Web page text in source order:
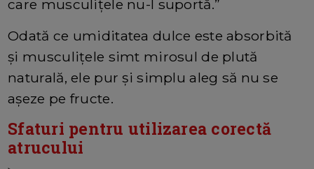
care musculițele nu-l suportă.”
Odată ce umiditatea dulce este absorbită
și musculițele simt mirosul de plută
naturală, ele pur și simplu aleg să nu se
așeze pe fructe.
Sfaturi pentru utilizarea corectă
atrucului